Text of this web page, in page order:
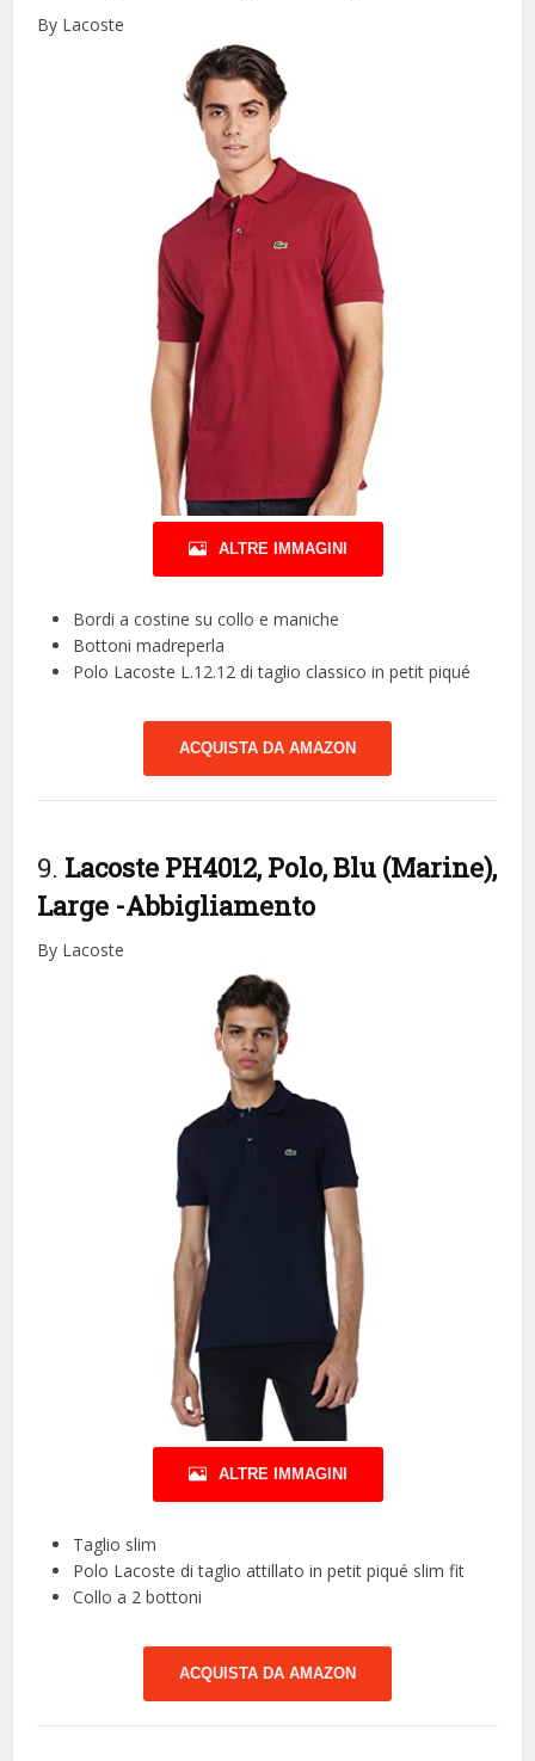
By Lacoste
ALTRE IMMAGINI
Bordi a costine su collo e maniche
Bottoni madreperla
Polo Lacoste L.12.12 di taglio classico in petit piqué
ACQUISTA DA AMAZON
9. Lacoste PH4012, Polo, Blu (Marine),
Large -Abbigliamento
By Lacoste
ALTRE IMMAGINI
Taglio slim
Polo Lacoste di taglio attillato in petit piqué slim fit
Collo a 2 bottoni
ACQUISTA DA AMAZON